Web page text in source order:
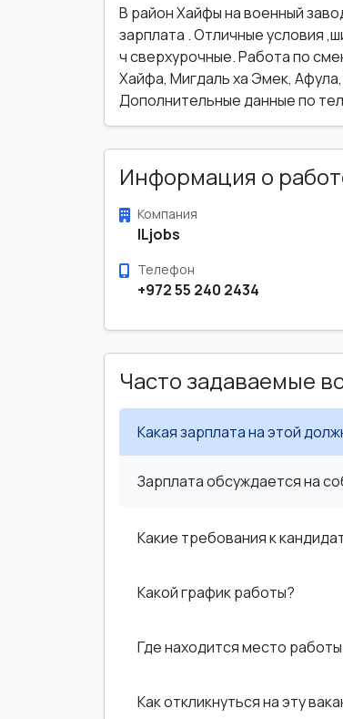
В район Хайфы на военный
зарплата . Отличные условия
ч сверхурочные. Работа по
Хайфа, Мигдаль ха Эмек,
Дополнительные данные по
Информация о
Компания
ILjobs
Телефон
+972 55 240 2434
Часто задаваемые
Какая зарплата на этой
Зарплата обсуждается на
Какие требования к
Какой график работы?
Где находится место
Как откликнуться на эту